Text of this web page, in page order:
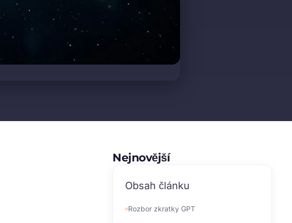
Nejnovější
Obsah článku
Rozbor zkratky GPT